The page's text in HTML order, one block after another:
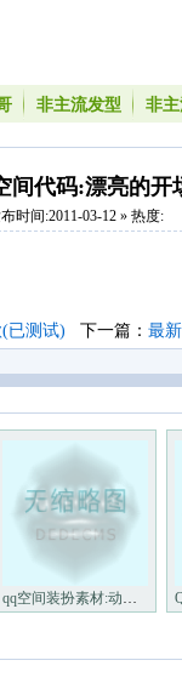
非主流发型 非
间代码:漂亮的开
时间:2011-03-12 » 热度:
已测试) 下一篇： 最
qq空间装扮素材:动态可爱的闪